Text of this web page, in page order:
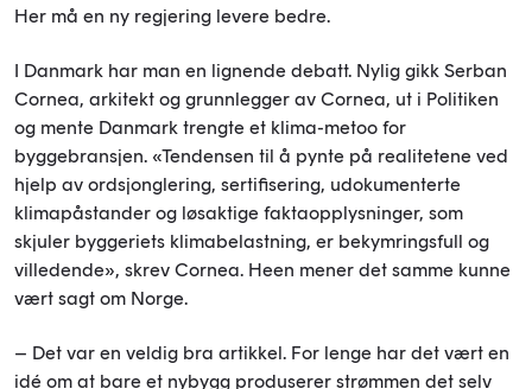
Her må en ny regjering levere bedre.
I Danmark har man en lignende debatt. Nylig gikk Serban
Cornea, arkitekt og grunnlegger av Cornea, ut i Politiken
og mente Danmark trengte et klima-metoo for
byggebransjen. «Tendensen til å pynte på realitetene ved
hjelp av ordsjonglering, sertifisering, udokumenterte
klimapåstander og løsaktige faktaopplysninger, som
skjuler byggeriets klimabelastning, er bekymringsfull og
villedende», skrev Cornea. Heen mener det samme kunne
vært sagt om Norge.
– Det var en veldig bra artikkel. For lenge har det vært en
idé om at bare et nybygg produserer strømmen det selv